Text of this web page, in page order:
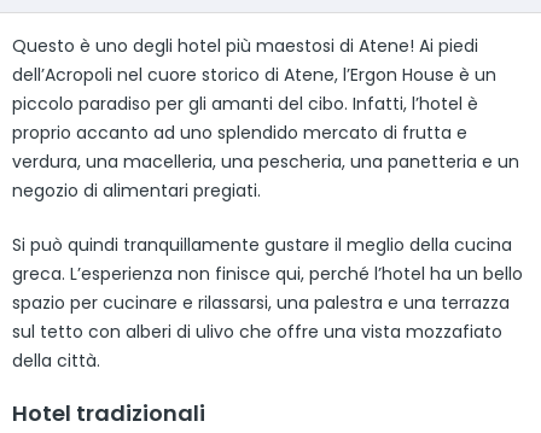
Questo è uno degli hotel più maestosi di Atene! Ai piedi
dell’Acropoli nel cuore storico di Atene, l’Ergon House è un
piccolo paradiso per gli amanti del cibo. Infatti, l’hotel è
proprio accanto ad uno splendido mercato di frutta e
verdura, una macelleria, una pescheria, una panetteria e un
negozio di alimentari pregiati.
Si può quindi tranquillamente gustare il meglio della cucina
greca. L’esperienza non finisce qui, perché l’hotel ha un bello
spazio per cucinare e rilassarsi, una palestra e una terrazza
sul tetto con alberi di ulivo che offre una vista mozzafiato
della città.
Hotel tradizionali